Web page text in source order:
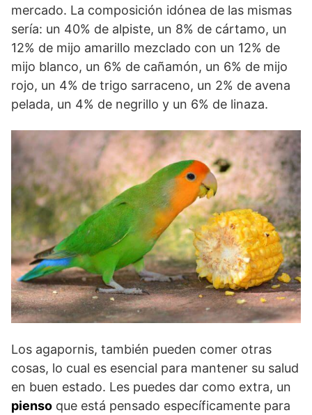
mercado. La composición idónea de las mismas
sería: un 40% de alpiste, un 8% de cártamo, un
12% de mijo amarillo mezclado con un 12% de
mijo blanco, un 6% de cañamón, un 6% de mijo
rojo, un 4% de trigo sarraceno, un 2% de avena
pelada, un 4% de negrillo y un 6% de linaza.
Los agapornis, también pueden comer otras
cosas, lo cual es esencial para mantener su salud
en buen estado. Les puedes dar como extra, un
pienso que está pensado específicamente para